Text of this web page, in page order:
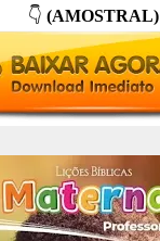
👇(AMOSTRAL)